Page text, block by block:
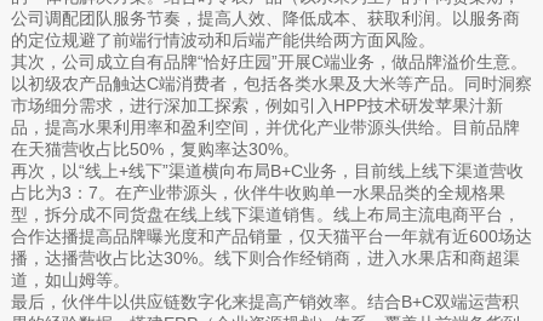
公司调配团队服务节奏，提高人效、降低成本、获取利润。以服务商
的定位规避了前端行情波动和后端产能供给两方面风险。
其次，公司成立自有品牌“恰好庄园”开展C端业务，做品牌溢价生意。
以初级农产品触达C端消费者，包括各类水果及大米等产品。同时洞察
市场细分需求，进行深加工探索，例如引入HPP技术研发苹果汁新
品，提高水果利用率和盈利空间，并优化产业带源头供给。目前品牌
在天猫营收占比50%，复购率达30%。
再次，以“线上+线下”渠道横向布局B+C业务，目前线上线下渠道营收
占比为3：7。在产业带源头，伙伴牛收购单一水果品类的全规格果
型，拆分成不同货盘在线上线下渠道销售。线上布局主流电商平台，
合作达播提高品牌曝光度和产品销量，仅天猫平台一年就有近600场达
播，达播营收占比达30%。线下则合作经销商，进入水果店和商超渠
道，如山姆等。
最后，伙伴牛以供应链数字化来提高产销效率。结合B+C双端运营积